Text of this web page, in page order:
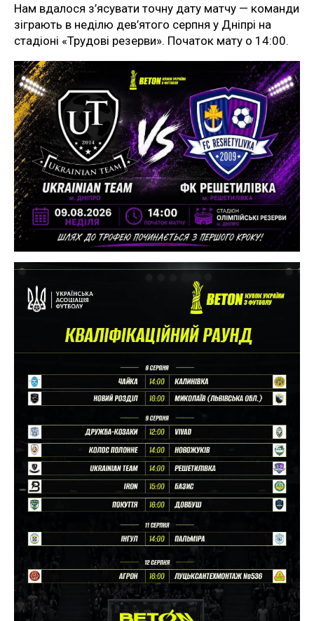
Нам вдалося з’ясувати точну дату матчу — команди
зіграють в неділю дев’ятого серпня у Дніпрі на
стадіоні «Трудові резерви». Початок мату о 14:00.